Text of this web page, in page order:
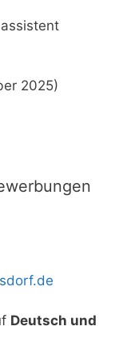
2025)
Deutsch und